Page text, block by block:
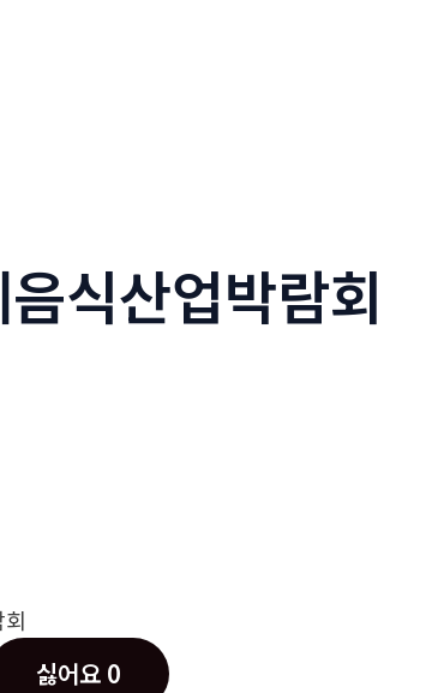
식산업박람회
싫어요 0